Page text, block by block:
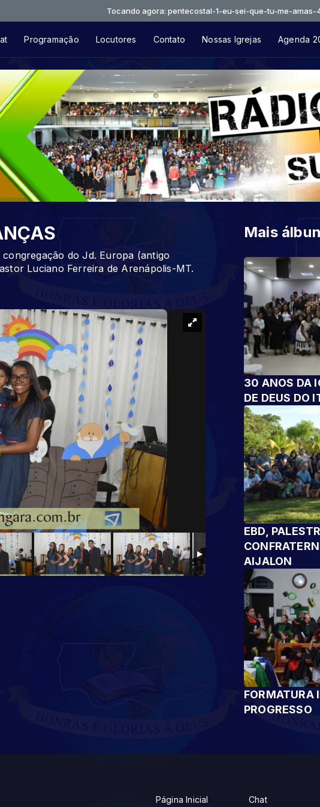
Tocando agora: pentecostal-1-eu-sei-que-tu-me-amas-43a71a
Programação Locutores Contato Nossas Igrejas Agenda
congregação do Jd. Europa (antigo
Luciano Ferreira de Arenápolis-MT.
Mais
30 ANOS DA
DE DEUS DO
EBD,
AIJALON
FORMATURA
PROGRESSO
Página Inicial Chat